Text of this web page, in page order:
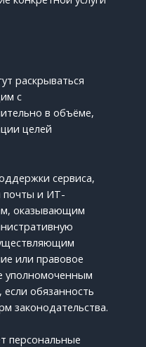
раскрываться
с
в объёме,
целей
сервиса,
почты и ИТ-
оказывающим
или правовое
уполномоченным
обязанность
законодательства.
персональные